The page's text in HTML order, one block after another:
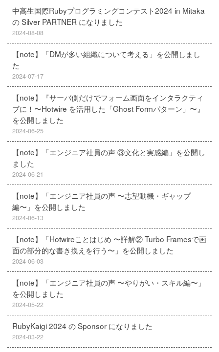
中高生国際Rubyプログラミングコンテスト2024 in Mitaka
の Silver PARTNER になりました
2024-08-08
【note】「DMが多い組織について考える」を公開しまし
た
2024-07-17
【note】『サーバ側だけでフォーム画面をインタラクティ
ブに！〜Hotwire を活用した「Ghost Formパターン」〜』
を公開しました
2024-06-25
【note】「エンジニア社員の声 ③文化と実感編」を公開し
ました
2024-06-21
【note】「エンジニア社員の声 〜志望動機・ギャップ
編〜」を公開しました
2024-06-13
【note】「Hotwireことはじめ 〜詳解② Turbo Framesで画
面の部分的な書き換えを行う〜」を公開しました
2024-06-03
【note】「エンジニア社員の声 〜やりがい・スキル編〜」
を公開しました
2024-05-22
RubyKaigi 2024 の Sponsor になりました
2024-03-22